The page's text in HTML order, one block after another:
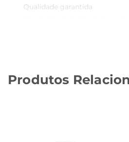
Qualidade garantida
éinspecionada
cebola e ervas frescas,
Produtos